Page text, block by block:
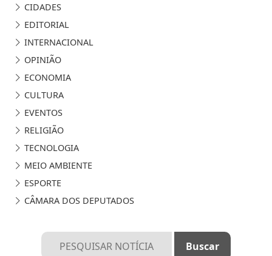
CIDADES
EDITORIAL
INTERNACIONAL
OPINIÃO
ECONOMIA
CULTURA
EVENTOS
RELIGIÃO
TECNOLOGIA
MEIO AMBIENTE
ESPORTE
CÂMARA DOS DEPUTADOS